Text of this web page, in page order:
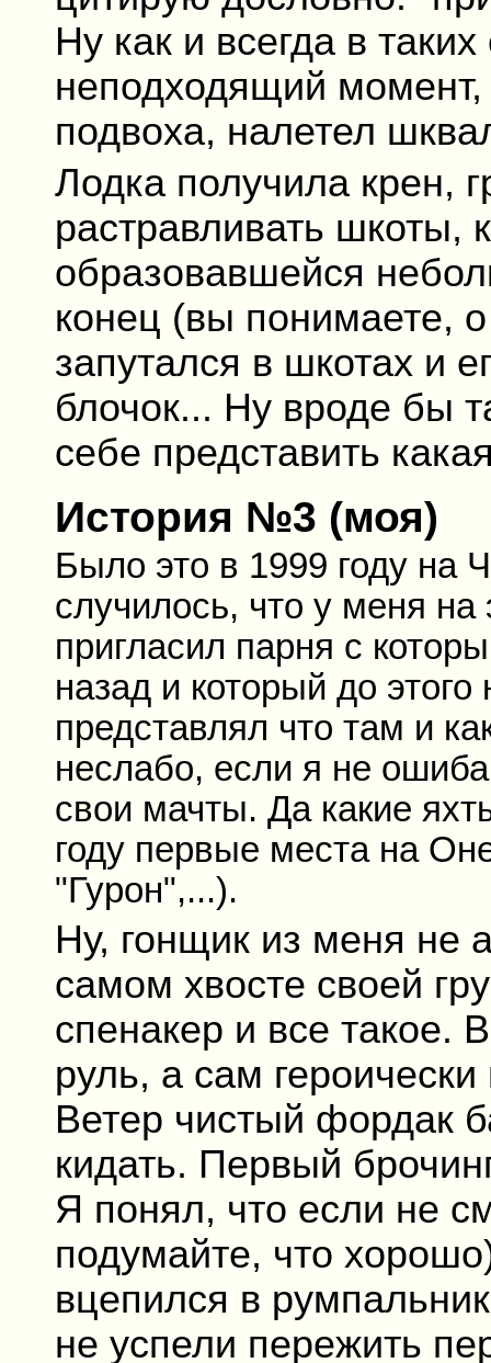
Ну как и всегда в
неподходящий момент,
подвоха, налетел
Лодка получила крен,
растравливать
образовавшейся
конец (вы понимаете,
запутался в шкотах и
блочок... Ну вроде бы
себе представить
История №3 (моя)
Было это в 1999 году на
случилось, что у меня
пригласил парня с
назад и который до
представлял что там и
неслабо, если я не
свои мачты. Да какие
году первые места на
"Гурон",...).
Ну, гонщик из меня не
самом хвосте своей
спенакер и все
руль, а сам
Ветер чистый фордак
кидать. Первый
Я понял, что если не
подумайте, что
вцепился в
не успели пережить